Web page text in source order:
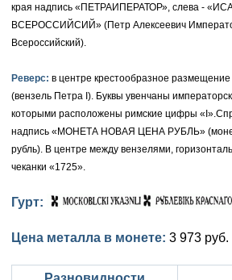
Русско-Польские
Памятные и донативные
Сибирские монеты
Для Молдавии и Валахии
Таврические монеты
Елизавета I (1741-1762)
Серебро
Медь
Для Пруссии
Ливонезы
Анна Иоанновна (1730-1740)
Петр II (1727-1730)
Екатерина I (1725-1727)
Петр I (1682-1725)
Серебро
края надпись «ПЕТРАИПЕРАТОР», слева -
ВСЕРОССИЙСИЙ» (Петр Алексеевич
Всероссийский).
Реверс: в центре крестообразное
(вензель Петра I). Буквы увенчаны
которыми расположены римские цифры
надпись «МОНЕТА НОВАЯ ЦЕНА РУБЛЬ»
рубль). В центре между вензелями,
чеканки «1725».
Гурт:
Цена металла в монете: 3 973 руб.